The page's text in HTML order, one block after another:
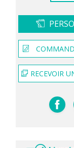
RECEVOIR